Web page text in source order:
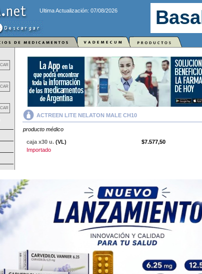
Ultima Actualización: 07/08/2026
ACTREEN LITE NELATON MALE CH10
producto médico
caja x30 u. (VL) $7.577,50
Importado
Accesorios . Es producido por Bbraun
presentación disponible.
Producto importado.
Explorar más
Otros productos con
producto médico
Otros productos deBbraun